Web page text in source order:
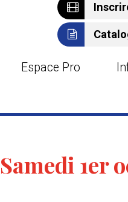
Espace Pro
1er